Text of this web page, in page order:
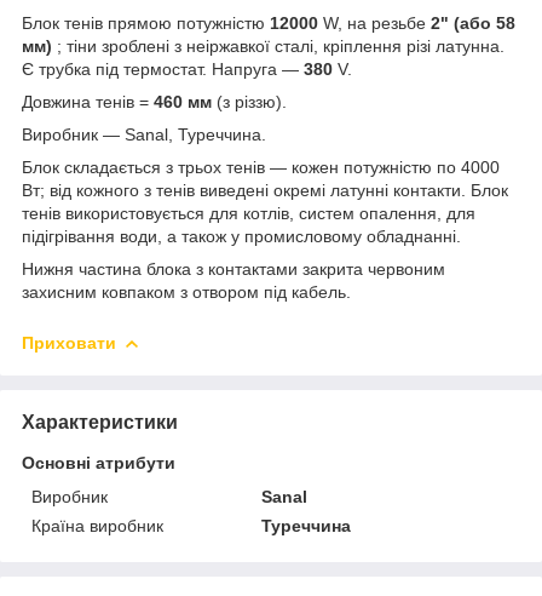
Блок тенів прямою потужністю 12000 W, на резьбе 2" (або 58
мм) ; тіни зроблені з неіржавкої сталі, кріплення різі латунна.
Є трубка під термостат. Напруга — 380 V.
Довжина тенів = 460 мм (з різзю).
Виробник — Sanal, Туреччина.
Блок складається з трьох тенів — кожен потужністю по 4000
Вт; від кожного з тенів виведені окремі латунні контакти. Блок
тенів використовується для котлів, систем опалення, для
підігрівання води, а також у промисловому обладнанні.
Нижня частина блока з контактами закрита червоним
захисним ковпаком з отвором під кабель.
Приховати
Характеристики
Основні атрибути
Виробник
Sanal
Країна виробник
Туреччина